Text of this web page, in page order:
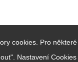
cookies. Pro
Nastavení